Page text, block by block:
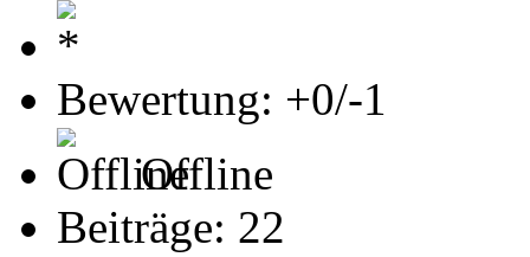
Bewertung: +0/-1
Offline
Beiträge: 22